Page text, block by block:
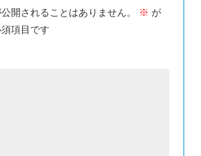
開されることはありません。 ※ が
項目です